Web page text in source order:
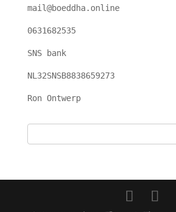
mail@boeddha.online
0631682535
SNS bank
NL32SNSB8838659273
Ron Ontwerp